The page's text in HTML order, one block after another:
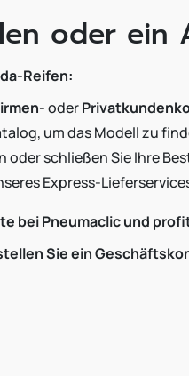
oder ein
Reifen:
oder
um das Modell zu
oder schließen Sie Ihre
Express-
bei Pneumaclic und
Sie ein